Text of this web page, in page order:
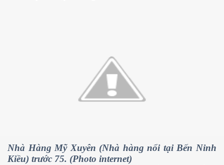
Nhà Hàng Mỹ Xuyên (Nhà hàng nổi tại Bến Ninh
Kiều) trước 75. (Photo internet)